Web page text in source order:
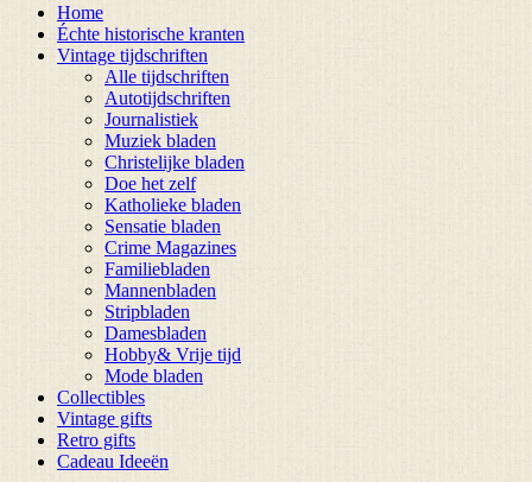
Home
Échte historische kranten
Vintage tijdschriften
Alle tijdschriften
Autotijdschriften
Journalistiek
Muziek bladen
Christelijke bladen
Doe het zelf
Katholieke bladen
Sensatie bladen
Crime Magazines
Familiebladen
Mannenbladen
Stripbladen
Damesbladen
Hobby& Vrije tijd
Mode bladen
Collectibles
Vintage gifts
Retro gifts
Cadeau Ideeën